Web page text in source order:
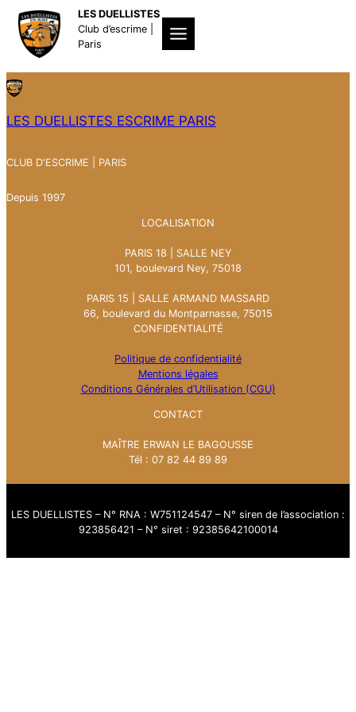
Aller
contenu
LES DUELLISTES
Club d’escrime |
Paris
LES DUELLISTES ESCRIME PARIS
CLUB D'ESCRIME | PARIS
Depuis 1997
LOCALISATION
PARIS 18 | SALLE NEY
101, boulevard Ney, 75018
PARIS 15 | SALLE ARMAND MASSARD
66, boulevard du Montparnasse, 75015
CONFIDENTIALITÉ
Politique de confidentialité
Mentions légales
Conditions Générales d’Utilisation (CGU)
CONTACT
MAÎTRE ERWAN LE BAGOUSSE
Tél : 07 82 44 89 89
LES DUELLISTES – N° RNA : W751124547 – N° siren de l’association :
923856421 – N° siret : 92385642100014